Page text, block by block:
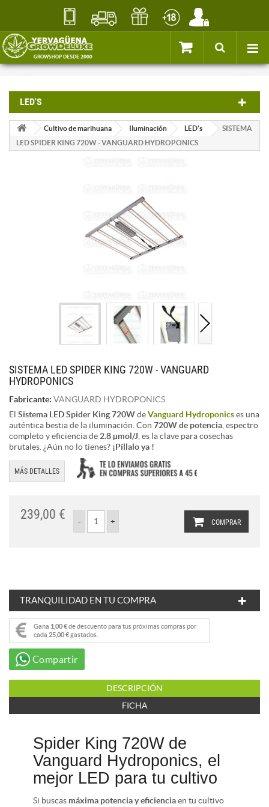
LED'S
Cultivo de marihuana Iluminación LED's
SISTEMA
LED SPIDER KING 720W - VANGUARD HYDROPONICS
SISTEMA LED SPIDER KING 720W - VANGUARD
HYDROPONICS
Fabricante: VANGUARD HYDROPONICS
El Sistema LED Spider King 720WdeVanguard Hydroponicses una
auténtica bestia de la iluminación. Con 720W de potencia , espectro
completo y eficiencia de 2.8 µmol/J , es la clave para cosechas
brutales. ¿Aún no lo tienes? ¡Píllalo ya !
MÁS DETALLES
239,00 €
COMPRAR
TRANQUILIDAD EN TU COMPRA
Gana 1,00 €de descuento para tus próximas compras por
cada 25,00 €gastados.
Compartir
DESCRIPCIÓN
FICHA
Spider King 720W de
Vanguard Hydroponics, el
mejor LED para tu cultivo
Si buscas máxima potencia y eficienciaen tu cultivo